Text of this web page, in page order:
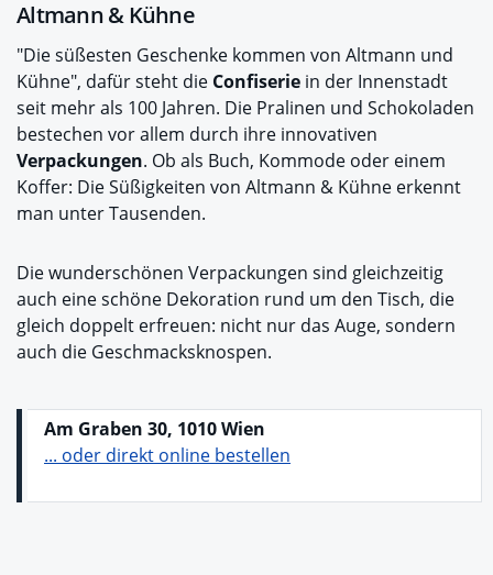
Altmann & Kühne
"Die süßesten Geschenke kommen von Altmann und
Kühne", dafür steht die Confiserie in der Innenstadt
seit mehr als 100 Jahren. Die Pralinen und Schokoladen
bestechen vor allem durch ihre innovativen
Verpackungen. Ob als Buch, Kommode oder einem
Koffer: Die Süßigkeiten von Altmann & Kühne erkennt
man unter Tausenden.
Die wunderschönen Verpackungen sind gleichzeitig
auch eine schöne Dekoration rund um den Tisch, die
gleich doppelt erfreuen: nicht nur das Auge, sondern
auch die Geschmacksknospen.
Am Graben 30, 1010 Wien
... oder direkt online bestellen